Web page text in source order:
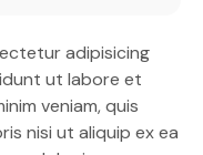
adipisicing
ut labore et
veniam, quis
nisi ut aliquip ex ea